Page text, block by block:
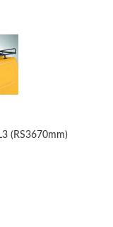
(RS3670mm)